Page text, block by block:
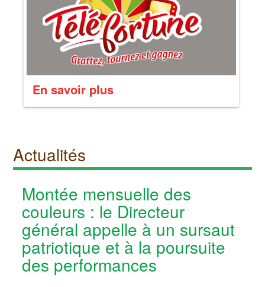
En savoir plus
Actualités
Montée mensuelle des
couleurs : le Directeur
général appelle à un sursaut
patriotique et à la poursuite
des performances